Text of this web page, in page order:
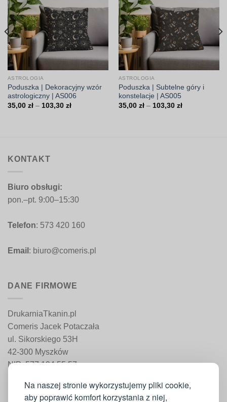
Na naszej stronie wykorzystujemy pliki cookie,
aby poprawić komfort korzystania z niej,
ASTROLOGIA
Poduszka | Dekoracyjny wzór
astrologiczny | AS006
35,00 zł – 103,30 złZakres
ASTROLOGIA
Poduszka | Subtelne góry i
konstelacje | AS005
35,00 zł – 103,30 złZakres
KONTAKT
Biuro obsługi:
pon.–pt. 9:00–15:30
Telefon: 573 420 160
Email : biuro@comeris.pl
DANE FIRMOWE
DrukarniaTkanin.pl
Comeris Jacek Potaczała
ul. Sikorskiego 53H
42-300 Myszków
NIP: 577 194 55 57